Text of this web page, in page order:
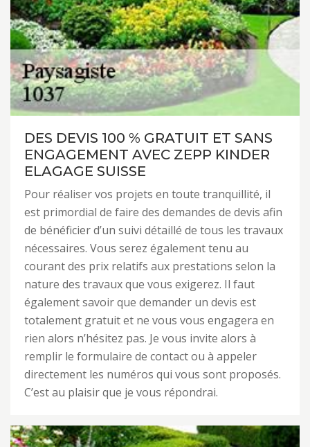
DES DEVIS 100 % GRATUIT ET SANS
ENGAGEMENT AVEC ZEPP KINDER
ELAGAGE SUISSE
Pour réaliser vos projets en toute tranquillité, il
est primordial de faire des demandes de devis afin
de bénéficier d’un suivi détaillé de tous les travaux
nécessaires. Vous serez également tenu au
courant des prix relatifs aux prestations selon la
nature des travaux que vous exigerez. Il faut
également savoir que demander un devis est
totalement gratuit et ne vous vous engagera en
rien alors n’hésitez pas. Je vous invite alors à
remplir le formulaire de contact ou à appeler
directement les numéros qui vous sont proposés.
C’est au plaisir que je vous répondrai.